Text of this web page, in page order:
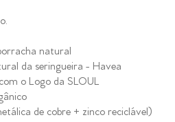
natural
da seringueira - Havea
o Logo da SLOUL
de cobre + zinco reciclável)